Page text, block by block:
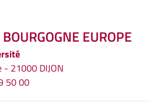
EUROPE
- 21000 DIJON
50 00